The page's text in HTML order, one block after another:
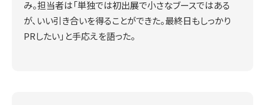
み。担当者は「単独では初出展で小さなブースではある
が、いい引き合いを得ることができた。最終日もしっかり
PRしたい」と手応えを語った。